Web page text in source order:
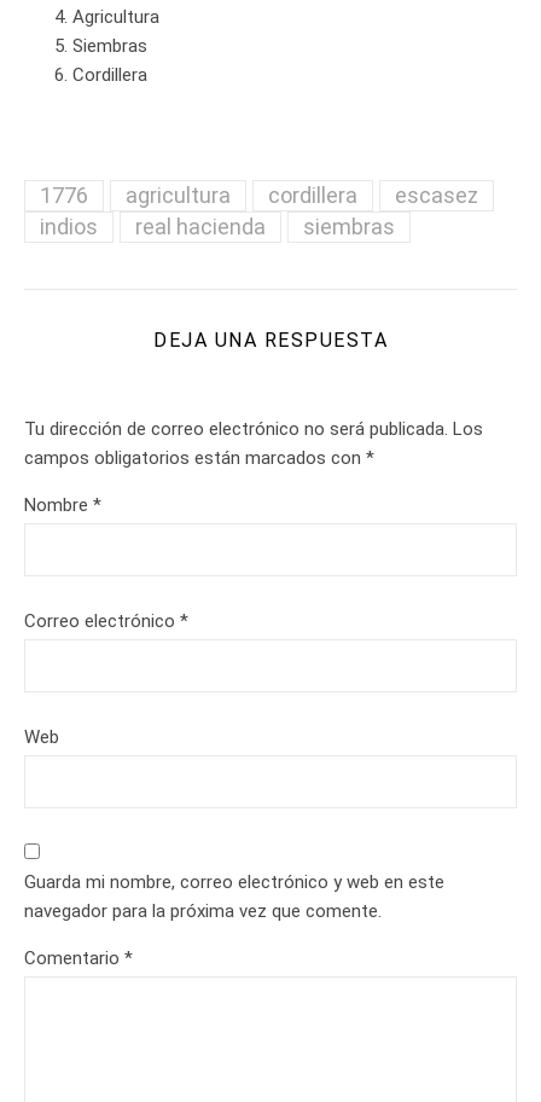
Agricultura
Siembras
Cordillera
1776 agricultura cordillera
escasez
indios
real hacienda siembras
DEJA UNA RESPUESTA
Tu dirección de correo electrónico no será publicada. Los
campos obligatorios están marcados con *
Nombre *
Correo electrónico *
Web
Guarda mi nombre, correo electrónico y web en este
navegador para la próxima vez que comente.
Comentario *